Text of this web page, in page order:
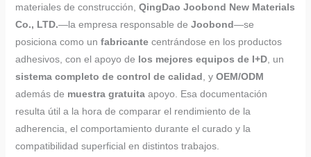
materiales de construcción, QingDao Joobond New Materials
Co., LTD.—la empresa responsable de Joobond—se
posiciona como un fabricantecentrándose en los productos
adhesivos, con el apoyo de los mejores equipos de I+D, un
sistema completo de control de calidad , y OEM/ODM
además de muestra gratuitaapoyo. Esa documentación
resulta útil a la hora de comparar el rendimiento de la
adherencia, el comportamiento durante el curado y la
compatibilidad superficial en distintos trabajos.